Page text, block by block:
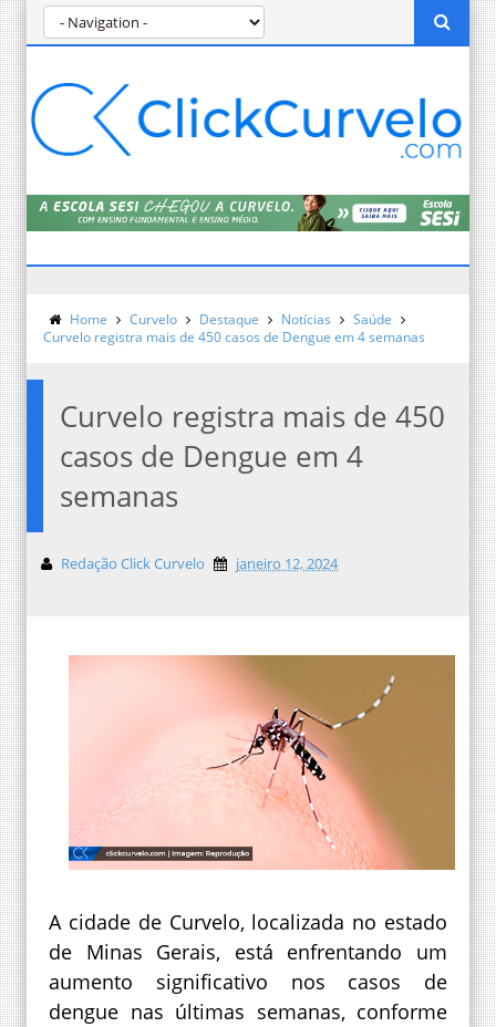
Home Curvelo Destaque Notícias
Saúde
Curvelo registra mais de 450 casos de Dengue em 4 semanas
Curvelo registra mais de 450
casos de Dengue em 4
semanas
Redação Click Curvelo janeiro 12, 2024
A cidade de Curvelo, localizada no estado
de Minas Gerais, está enfrentando um
aumento significativo nos casos de
dengue nas últimas semanas, conforme